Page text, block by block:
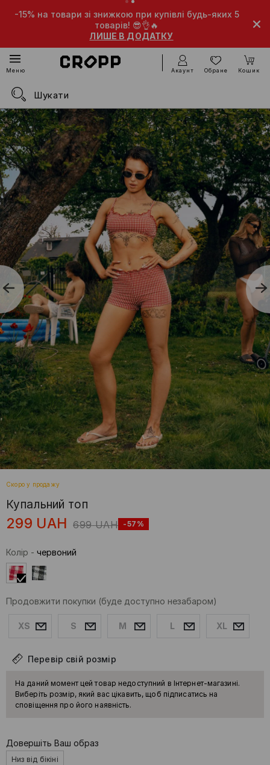
-10% на
на товари зі знижкою при купівлі будь-яких 5
товарів! 😎👌🔥
ЛИШЕ В ДОДАТКУ
Меню Акаунт Обране Кошик
Скоро у продажу
Купальний топ
299 UAH 699 UAH -57%
Колір - червоний
Продовжити покупки (буде доступно незабаром)
XS S M L XL
Перевір свій розмір
На даний момент цей товар недоступний в Інтернет-магазині.
Виберіть розмір, який вас цікавить, щоб підписатись на
сповіщення про його наявність.
Довершіть Ваш образ
Низ від бікіні